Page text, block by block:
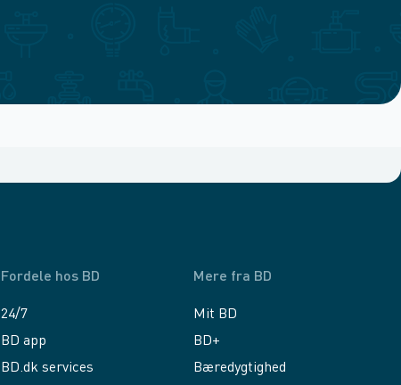
Fordele hos BD
24/7
BD app
BD.dk services
Mere fra BD
Mit BD
BD+
Bæredygtighed